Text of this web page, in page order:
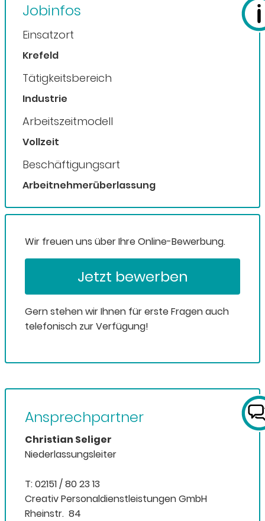
Jobinfos
Einsatzort
Krefeld
Tätigkeitsbereich
Industrie
Arbeitszeitmodell
Vollzeit
Beschäftigungsart
Arbeitnehmerüberlassung
Wir freuen uns über Ihre Online-Bewerbung.
Jetzt bewerben
Gern stehen wir Ihnen für erste Fragen auch
telefonisch zur Verfügung!
Ansprechpartner
Christian Seliger
Niederlassungsleiter
T: 02151 / 80 23 13
Creativ Personaldienstleistungen GmbH
Rheinstr. 84